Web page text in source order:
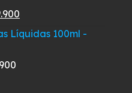
es:
$49.900.
precio
Líquidas 100ml -